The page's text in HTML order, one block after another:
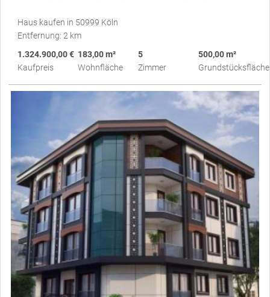
Haus kaufen in 50999 Köln
Entfernung: 2 km
1.324.900,00 €
Kaufpreis
183,00 m²
Wohnfläche
5
Zimmer
500,00 m²
Grundstücksfläche